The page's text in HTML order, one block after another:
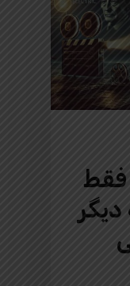
آیا مستند HBO فقط